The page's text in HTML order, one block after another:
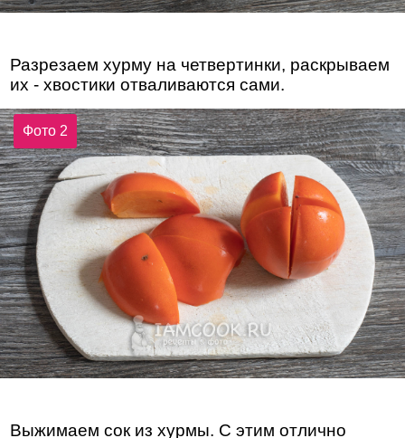
Разрезаем хурму на четвертинки, раскрываем
их - хвостики отваливаются сами.
Фото 2
Выжимаем сок из хурмы. С этим отлично